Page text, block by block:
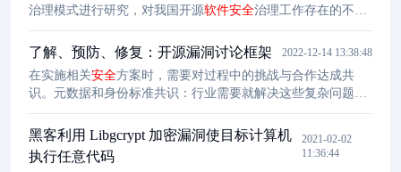
治理模式进行研究，对我国开源软件安全治理工作存在的不足
展开反思，基于以上研究，就如何更好地保障我国开源软件安
全 应用提出相关工作建议。
了解、预防、修复：开源漏洞讨论框架 2022-12-14 13:38:48
在实施相关安全方案时，需要对过程中的挑战与合作达成共
识。元数据和身份标准共识：行业需要就解决这些复杂问题的
基本原则达成共识。OpenSSF最近宣布的安全记分卡项目旨在
以全自动方式生成这些数据点。这一更改由软件
制。目前，由于准确性还达不到要求，无法做好通知，但随着
漏洞准确性和元数据的提高，我们还应推动通知。
黑客利用 Libgcrypt 加密漏洞使目标计算机
执行任意代码
2021-02-02
11:36:44